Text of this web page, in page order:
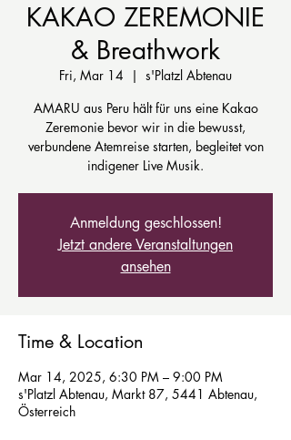
KAKAO ZEREMONIE
& Breathwork
Fri, Mar 14
  |
s'Platzl Abtenau
AMARU aus Peru hält für uns eine Kakao
Zeremonie bevor wir in die bewusst,
verbundene Atemreise starten, begleitet von
indigener Live Musik.
Anmeldung geschlossen!
Jetzt andere Veranstaltungen
ansehen
Time & Location
Mar 14, 2025, 6:30 PM – 9:00 PM
s'Platzl Abtenau, Markt 87, 5441 Abtenau,
Österreich